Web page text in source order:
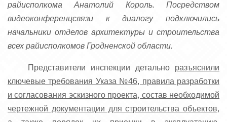
райисполкома Анатолий Король. Посредством
видеоконференцсвязи к диалогу подключились
начальники отделов архитектуры и строительства
всех райисполкомов Гродненской области.
Представители инспекции детально разъяснили
ключевые требования Указа №46, правила разработки
и согласования эскизного проекта, состав необходимой
чертежной документации для строительства объектов,